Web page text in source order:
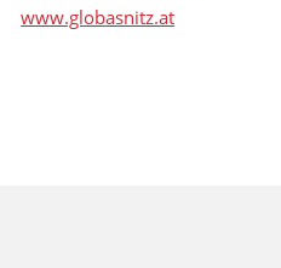
www.globasnitz.at